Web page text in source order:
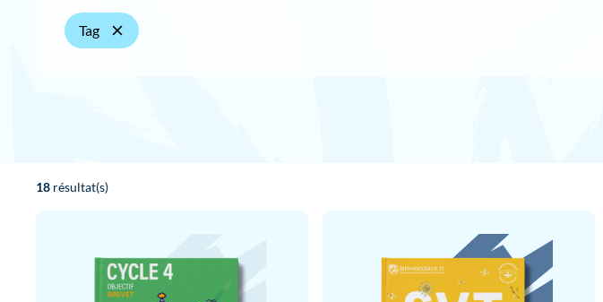
Tag
18 résultat(s)